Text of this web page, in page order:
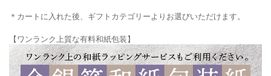
＊カートに入れた後、ギフトカテゴリーよりお選びいただけます。
【ワンランク上質な有料和紙包装】